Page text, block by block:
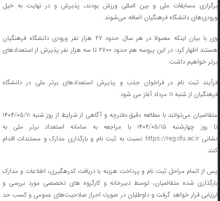
برگزاری مسابقات ملی و بین المللی ورزش بودند، پذیرش و در نهایت به خیل
ورودی‌های دانشگاه فرهنگیان اضافه می‌شوند.
وی با بیان اینکه معمولا در هر سال حدود ۲۷ هزار نفر ورودی دانشگاه فرهنگیان
هستند اظهار کرد: در این پروسه هم حدود ۲۷۰۰ تا سه هزار نفر پذیرش از استعدادهای
برتر خواهیم داشت.
فرآیند ثبت نام در فراخوان جذب و پذیرش استعدادهای برتر ملی در دانشگاه
فرهنگیان از شنبه ۱۱ مرداد آغاز می شود.
متقاضیان می‌توانند با مطالعه دقیق دفترچه و آگاهی از شرایط از روز شنبه ۱۴۰۴/۰۵/۱۱
تا روز چهارشنبه ۱۴۰۴/۰۵/۱۵ با مراجعه به سامانه استعداد برتر ملی به
نشانی https://reg.cfu.ac.ir نسبت به ثبت نام و بارگذاری مدارک و مستندات اقدام
کنند.
پس از اتمام مراحل ثبت نام و پرداخت هزینه با دریافت کدرهگیری، اطلاعات و مدارک
بارگذاری شده متقاضیان، توسط دبیرخانه و کارگروه های تخصصی مورد بررسی و
ارزیابی قرار خواهد گرفت و داوطلبان در صورت احراز صلاحیت‌های عمومی و کسب حد